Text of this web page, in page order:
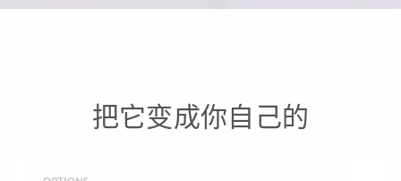
把它变成你自己的